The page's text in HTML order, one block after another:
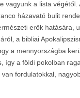
vagyunk a lista
házavató bulit
erők hatására,
a bibliai
a mennyországba
így a földi pokolban
fordulatokkal,